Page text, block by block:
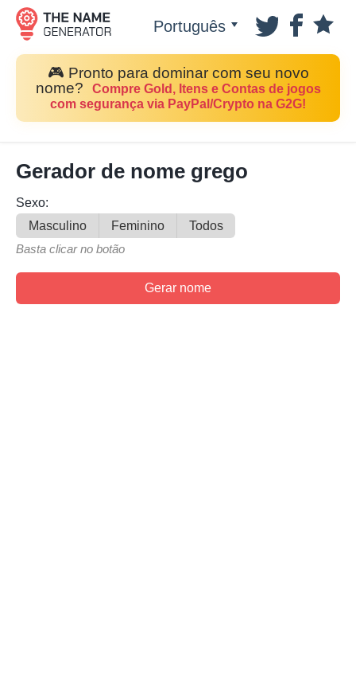
Português
🎮 Pronto para dominar com seu novo
nome?
Compre Gold, Itens e Contas de jogos
com segurança via PayPal/Crypto na G2G!
Gerador de nome grego
Sexo:
Masculino
Feminino
Todos
Basta clicar no botão